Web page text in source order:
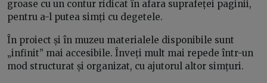
groase cu un contur ridicat în afara suprafeței paginii,
pentru a-l putea simți cu degetele.
În proiect și în muzeu materialele disponibile sunt
„infinit” mai accesibile. Înveți mult mai repede într-un
mod structurat și organizat, cu ajutorul altor simțuri.